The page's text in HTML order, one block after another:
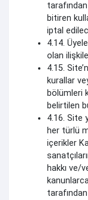
bitiren
iptal
4.14.
olan
4.15.
kurallar
bölümleri
belirtilen
4.16. Site
her türlü
içerikler
hakkı ve/